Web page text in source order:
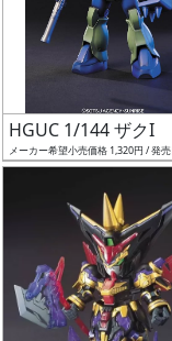
定
予
時
HGUC 1/144 ザクI
メーカー希望小売価格 1,320円 / 発